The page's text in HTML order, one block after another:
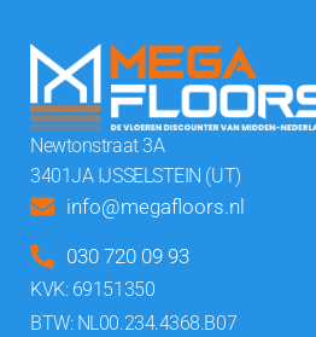
Newtonstraat 3A
3401JA IJSSELSTEIN (UT)
info@megafloors.nl
030 720 09 93
KVK: 69151350
BTW: NL00.234.4368.B07